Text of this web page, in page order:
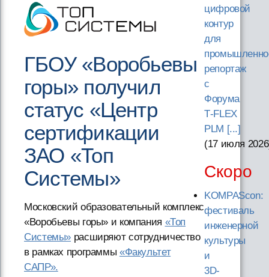
ГБОУ «Воробьевы
горы» получил
статус «Центр
сертификации
ЗАО «Топ
Системы»
Московский образовательный комплекс
«Воробьевы горы» и компания «Топ
Системы» расширяют сотрудничество
в рамках программы «Факультет
САПР».
цифровой
контур
для
репортаж
с
Форума
T‑FLEX
PLM [...]
(17 июля 2026
Скоро
KOMPAScon:
фестиваль
инженерной
культуры
и
3D-